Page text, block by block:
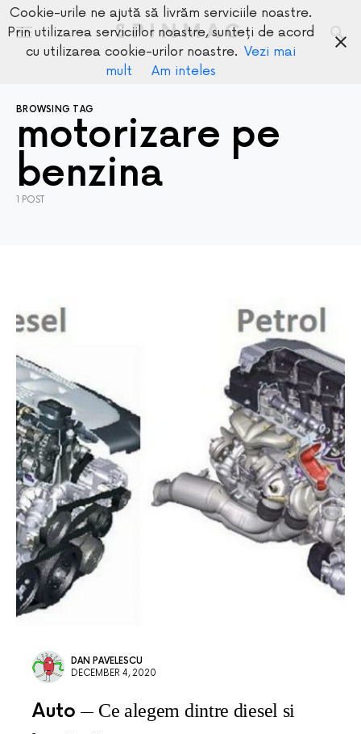
SPINMAG
BROWSING TAG
motorizare pe
benzina
1 POST
DAN PAVELESCU
DECEMBER 4, 2020
Auto
Ce alegem dintre diesel si
Cookie-urile ne ajută să livrăm serviciile noastre.
Prin utilizarea serviciilor noastre, sunteți de acord
cu utilizarea cookie-urilor noastre. Vezi mai
mult
Am inteles